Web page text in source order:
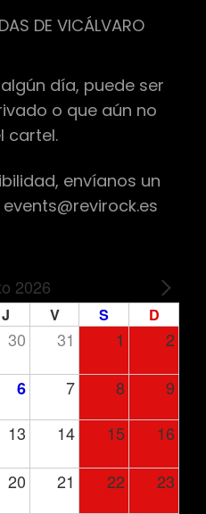
DE VICÁLVARO
día, puede ser
o que aún no
cartel.
envíanos un
2026 NEXT
J V S D
30 31 1 2
6 7 8 9
13 14 15 16
20 21 22 23
HOUSE